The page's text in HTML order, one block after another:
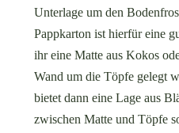
Unterlage um den
Pappkarton ist hierfür eine
ihr eine Matte aus Kokos
Wand um die Töpfe gelegt
bietet dann eine Lage aus
zwischen Matte und Töpfe